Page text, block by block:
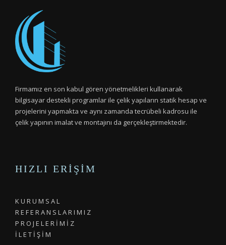
Firmamız en son kabul gören yönetmelikleri kullanarak
bilgisayar destekli programlar ile çelik yapıların statik hesap ve
projelerini yapmakta ve aynı zamanda tecrübeli kadrosu ile
çelik yapının imalat ve montajını da gerçekleştirmektedir.
HIZLI ERIŞIM
K U R U M S A L
R E F E R A N S L A R I M I Z
P R O J E L E R İ M İ Z
İ L E T İ Ş İ M